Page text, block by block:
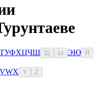
ТУФХЦЧШ Ы ЭЮ Я
VWX Y Z